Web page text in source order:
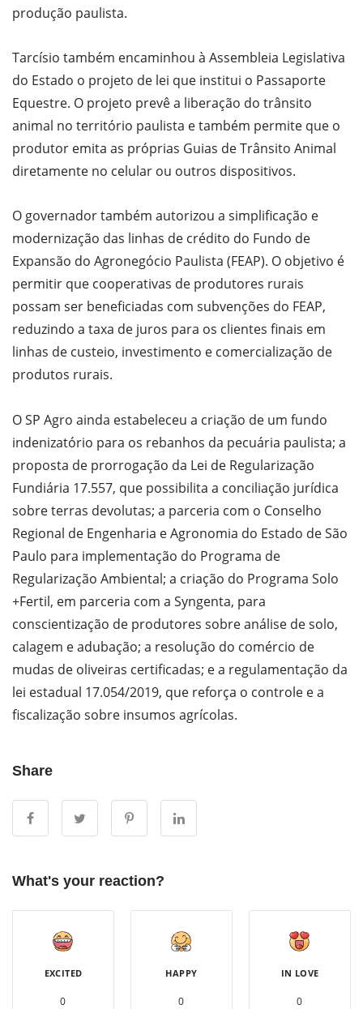
produção paulista.
Tarcísio também encaminhou à Assembleia Legislativa
do Estado o projeto de lei que institui o Passaporte
Equestre. O projeto prevê a liberação do trânsito
animal no território paulista e também permite que o
produtor emita as próprias Guias de Trânsito Animal
diretamente no celular ou outros dispositivos.
O governador também autorizou a simplificação e
modernização das linhas de crédito do Fundo de
Expansão do Agronegócio Paulista (FEAP). O objetivo é
permitir que cooperativas de produtores rurais
possam ser beneficiadas com subvenções do FEAP,
reduzindo a taxa de juros para os clientes finais em
linhas de custeio, investimento e comercialização de
produtos rurais.
O SP Agro ainda estabeleceu a criação de um fundo
indenizatório para os rebanhos da pecuária paulista; a
proposta de prorrogação da Lei de Regularização
Fundiária 17.557, que possibilita a conciliação jurídica
sobre terras devolutas; a parceria com o Conselho
Regional de Engenharia e Agronomia do Estado de São
Paulo para implementação do Programa de
Regularização Ambiental; a criação do Programa Solo
+Fertil, em parceria com a Syngenta, para
conscientização de produtores sobre análise de solo,
calagem e adubação; a resolução do comércio de
mudas de oliveiras certificadas; e a regulamentação da
lei estadual 17.054/2019, que reforça o controle e a
fiscalização sobre insumos agrícolas.
Share
What's your reaction?
EXCITED
0
HAPPY
0
IN LOVE
0